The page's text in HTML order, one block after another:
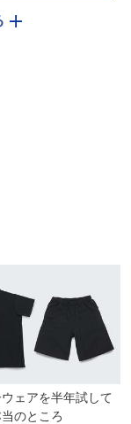
ェアを半年試して
のところ